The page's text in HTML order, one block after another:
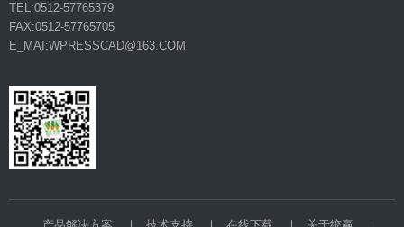
TEL:0512-57765379
FAX:0512-57765705
E_MAI:WPRESSCAD@163.COM